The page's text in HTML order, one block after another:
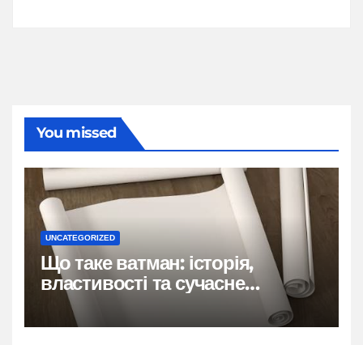
You missed
UNCATEGORIZED
Що таке ватман: історія,
властивості та сучасне
застосування